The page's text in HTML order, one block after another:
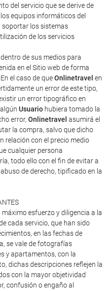
del servicio que se derive de
equipos informáticos del
soportar los sistemas
de los servicios
de sus medios para
en el Sitio web de forma
el caso de queOnlinetravel en
un error de este tipo,
un error tipográfico en
Usuario hubiera tomado la
error, Onlinetravel asumirá el
la compra, salvo que dicho
relación con el precio medio
cualquier persona
todo ello con el fin de evitar a
de derecho, tipificado en la
máximo esfuerzo y diligencia a la
cada servicio, que han sido
en las fechas de
se vale de fotografías
y apartamentos, con la
dichas descripciones reflejen la
con la mayor objetividad
confusión o engaño al